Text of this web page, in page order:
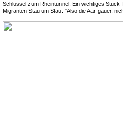
Schlüssel zum Rheintunnel. Ein wichtiges
Migranten Stau um Stau. "Also die Aar-gauer,